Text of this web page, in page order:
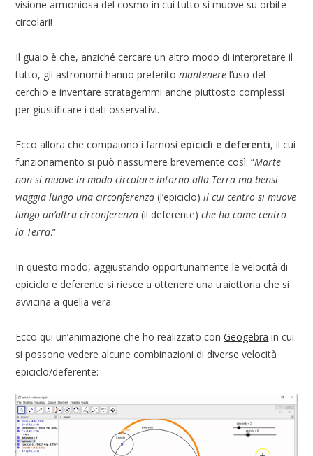
visione armoniosa del cosmo in cui tutto si muove su orbite
circolari!
Il guaio è che, anziché cercare un altro modo di interpretare il
tutto, gli astronomi hanno preferitomantenerel’uso del
cerchio e inventare stratagemmi anche piuttosto complessi
per giustificare i dati osservativi.
Ecco allora che compaiono i famosi epicicli e deferenti, il cui
funzionamento si può riassumere brevemente così: “Marte
non si muove in modo circolare intorno alla Terra ma bensì
viaggia lungo una circonferenza (l’epiciclo) il cui centro si muove
lungo un’altra circonferenza(il deferente)che ha come centro
la Terra.”
In questo modo, aggiustando opportunamente le velocità di
epiciclo e deferente si riesce a ottenere una traiettoria che si
avvicina a quella vera.
Ecco qui un’animazione che ho realizzato conGeogebra in cui
si possono vedere alcune combinazioni di diverse velocità
epiciclo/deferente: